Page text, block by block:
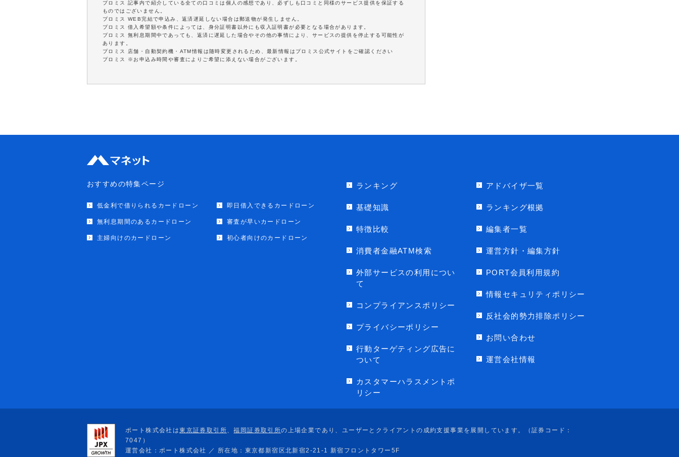
プロミス 記事内で紹介している全ての口コミは個人の感想であり、必ずしも口コミと同様のサービス提供を保証する
ものではございません。
プロミス WEB完結で申込み、返済遅延しない場合は郵送物が発生しません。
プロミス 借入希望額や条件によっては、身分証明書以外にも収入証明書が必要となる場合があります。
プロミス 無利息期間中であっても、返済に遅延した場合やその他の事情により、サービスの提供を停止する可能性が
あります。
プロミス 店舗・自動契約機・ATM情報は随時変更されるため、最新情報はプロミス公式サイトをご確認ください
プロミス ※お申込み時間や審査によりご希望に添えない場合がございます。
おすすめの特集ページ
低金利で借りられるカードローン 即日借入できるカードローン
無利息期間のあるカードローン 審査が早いカードローン
主婦向けのカードローン 初心者向けのカードローン
ランキング
基礎知識
特徴比較
消費者金融ATM検索
外部サービスの利用につい
て
コンプライアンスポリシー
プライバシーポリシー
行動ターゲティング広告に
ついて
カスタマーハラスメントポ
リシー
アドバイザ一覧
ランキング根拠
編集者一覧
運営方針・編集方針
PORT会員利用規約
情報セキュリティポリシー
反社会的勢力排除ポリシー
お問い合わせ
運営会社情報